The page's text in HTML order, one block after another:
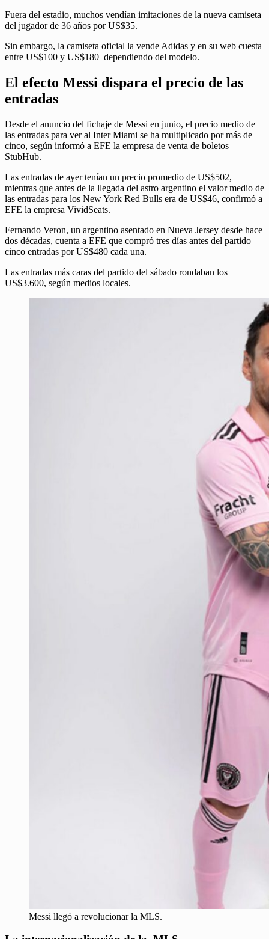
Fuera del estadio, muchos vendían imitaciones de la nueva camiseta
del jugador de 36 años por US$35.
Sin embargo, la camiseta oficial la vende Adidas y en su web cuesta
entre US$100 y US$180 dependiendo del modelo.
El efecto Messi dispara el precio de las
entradas
Desde el anuncio del fichaje de Messi en junio, el precio medio de
las entradas para ver al Inter Miami se ha multiplicado por más de
cinco, según informó a EFE la empresa de venta de boletos
StubHub.
Las entradas de ayer tenían un precio promedio de US$502,
mientras que antes de la llegada del astro argentino el valor medio de
las entradas para los New York Red Bulls era de US$46, confirmó a
EFE la empresa VividSeats.
Fernando Veron, un argentino asentado en Nueva Jersey desde hace
dos décadas, cuenta a EFE que compró tres días antes del partido
cinco entradas por US$480 cada una.
Las entradas más caras del partido del sábado rondaban los
US$3.600, según medios locales.
Messi llegó a revolucionar la MLS.